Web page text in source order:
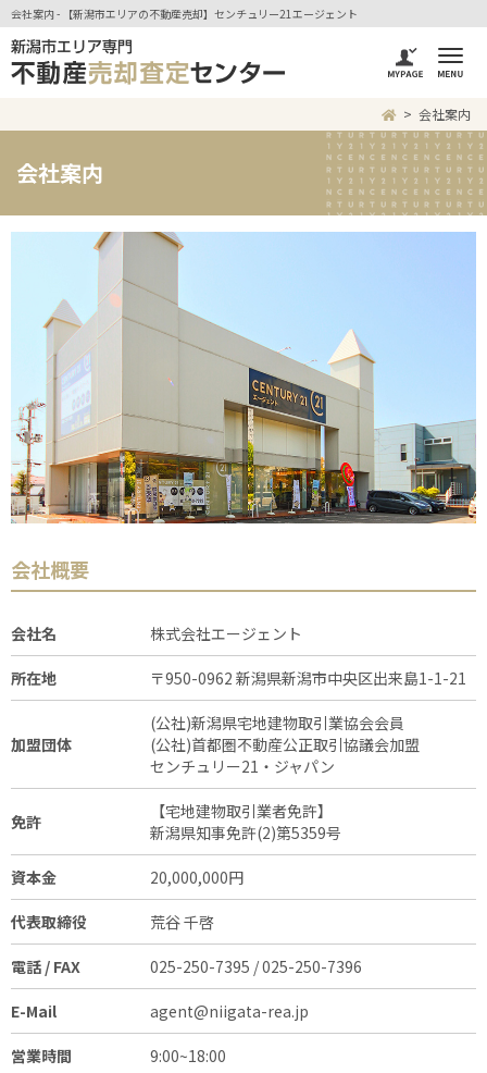
会社案内 - 【新潟市エリアの不動産売却】センチュリー21エージェント
会社案内
会社案内
会社概要
会社名 株式会社エージェント
所在地 〒950-0962 新潟県新潟市中央区出来島1-1-21
加盟団体
(公社)新潟県宅地建物取引業協会会員
(公社)首都圏不動産公正取引協議会加盟
センチュリー21・ジャパン
免許
【宅地建物取引業者免許】
新潟県知事免許(2)第5359号
資本金 20,000,000円
代表取締役 荒谷 千啓
電話 / FAX 025-250-7395 / 025-250-7396
E-Mail agent@niigata-rea.jp
営業時間 9:00~18:00